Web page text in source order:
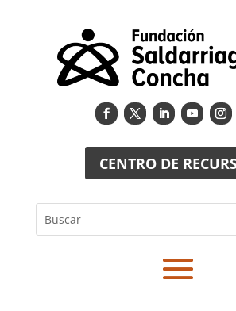
CENTRO DE
Buscar